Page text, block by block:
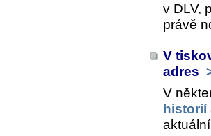
v DLV,
právě
V
adres
V
historií